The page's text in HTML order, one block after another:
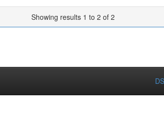
Showing results 1 to 2 of 2